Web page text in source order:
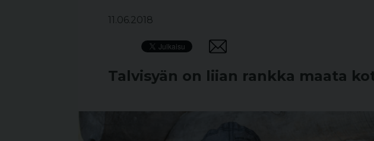
11.06.2018
Talvisyän on liian rankka maata